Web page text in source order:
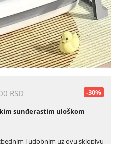
RSD -30%
sunđerastim uloškom
i udobnim uz ovu sklopivu